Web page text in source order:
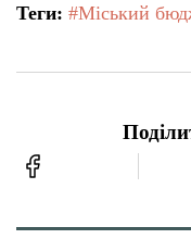
Теги: #Міський